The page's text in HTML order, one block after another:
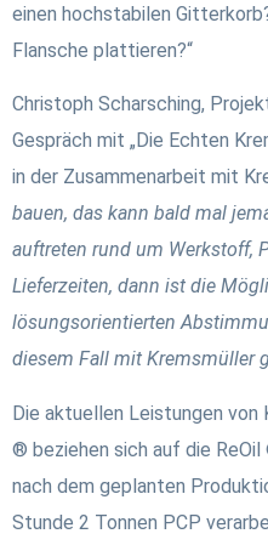
einen hochstabilen
Flansche plattieren?“
Christoph Scharsching,
Gespräch mit „Die Echten
in der Zusammenarbeit mit
bauen, das kann bald mal
auftreten rund um Werkstoff,
Lieferzeiten, dann ist die
lösungsorientierten
diesem Fall mit Kremsmüller
Die aktuellen Leistungen von
® beziehen sich auf die
nach dem geplanten
Stunde 2 Tonnen PCP